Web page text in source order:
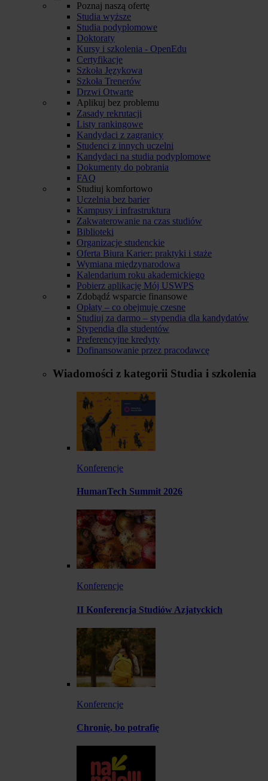
Poznaj naszą ofertę
Studia wyższe
Studia podyplomowe
Doktoraty
Kursy i szkolenia - OpenEdu
Certyfikacje
Szkoła Językowa
Szkoła Trenerów
Drzwi Otwarte
Aplikuj bez problemu
Zasady rekrutacji
Listy rankingowe
Kandydaci z zagranicy
Studenci z innych uczelni
Kandydaci na studia podyplomowe
Dokumenty do pobrania
FAQ
Studiuj komfortowo
Uczelnia bez barier
Kampusy i infrastruktura
Zakwaterowanie na czas studiów
Biblioteki
Organizacje studenckie
Oferta Biura Karier: praktyki i staże
Wymiana międzynarodowa
Kalendarium roku akademickiego
Pobierz aplikację Mój USWPS
Zdobądź wsparcie finansowe
Opłaty – co obejmuje czesne
Studiuj za darmo – stypendia dla kandydatów
Stypendia dla studentów
Preferencyjne kredyty
Dofinansowanie przez pracodawcę
Wiadomości z kategorii Studia i szkolenia
Konferencje
HumanTech Summit 2026
Konferencje
II Konferencja Studiów Azjatyckich
Konferencje
Chronię, bo potrafię